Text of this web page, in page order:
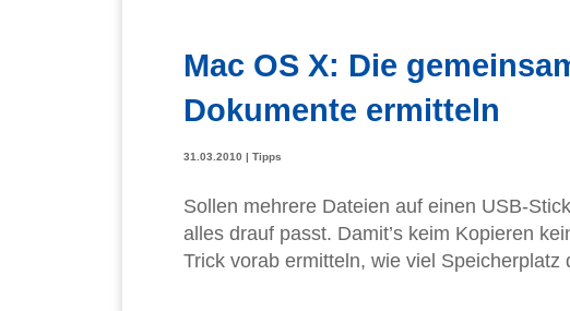
Mac OS X: Die
Dokumente ermitteln
31.03.2010 | Tipps
Sollen mehrere Dateien auf einen USB-
alles drauf passt. Damit’s keim Kopieren
Trick vorab ermitteln, wie viel Speicherplatz